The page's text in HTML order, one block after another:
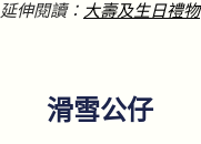
延伸閱讀： 大壽及生日禮物
滑雪公仔